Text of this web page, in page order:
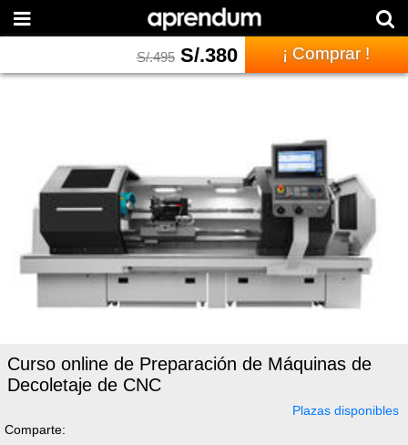
S/.495 S/.380 ¡ Comprar !
Curso online de Preparación de Máquinas de
Decoletaje de CNC
Plazas disponibles
Comparte: